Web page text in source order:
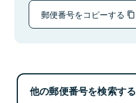
郵便番号をコピーする
他の郵便番号を検索する